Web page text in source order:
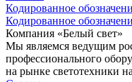
Кодированное
Кодированное
Компания «Белый свет»
Мы являемся ведущим
профессионального
на рынке светотехники